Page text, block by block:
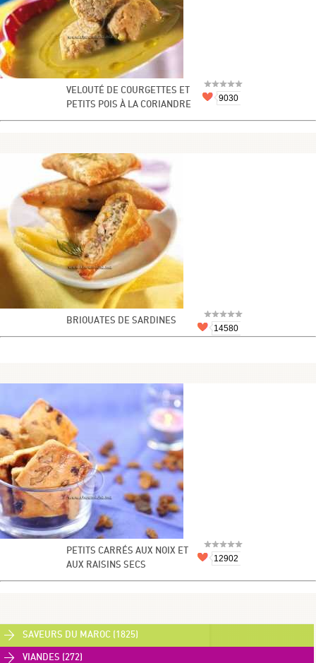
VELOUTÉ DE COURGETTES ET
PETITS POIS À LA CORIANDRE
9030
BRIOUATES DE SARDINES
14580
PETITS CARRÉS AUX NOIX ET
AUX RAISINS SECS
12902
SAVEURS DU MAROC (1825)
VIANDES (272)